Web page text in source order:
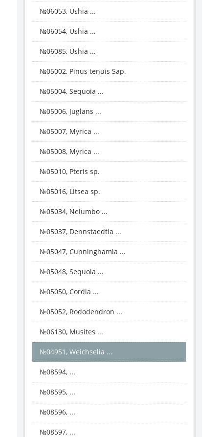
№06053, Ushia ...
№06054, Ushia ...
№06085, Ushia ...
№05002, Pinus tenuis Sap.
№05004, Sequoia ...
№05006, Juglans ...
№05007, Myrica ...
№05008, Myrica ...
№05010, Pteris sp.
№05016, Litsea sp.
№05034, Nelumbo ...
№05037, Dennstaedtia ...
№05047, Cunninghamia ...
№05048, Sequoia ...
№05050, Cordia ...
№05052, Rododendron ...
№06130, Musites ...
№04951, Weichselia ...
№08594, ...
№08595, ...
№08596, ...
№08597, ...